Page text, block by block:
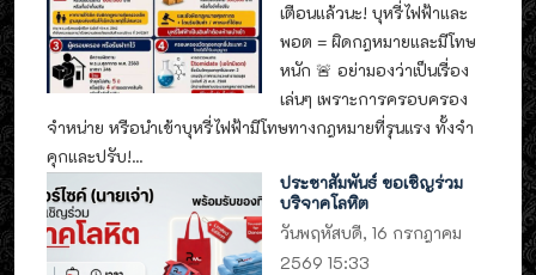
เตือนแล้วนะ! บุหรี่ไฟฟ้าและ
พอต = ผิดกฎหมายและมีโทษ
หนัก 🚨 อย่ามองว่าเป็นเรื่อง
เล่นๆ เพราะการครอบครอง
จำหน่าย หรือนำเข้าบุหรี่ไฟฟ้ามีโทษทางกฎหมายที่รุนแรง ทั้งจำ
คุกและปรับ!...
ประชาสัมพันธ์ ขอเชิญร่วม
บริจาคโลหิต
วันพฤหัสบดี, 16 กรกฎาคม
2569 15:33